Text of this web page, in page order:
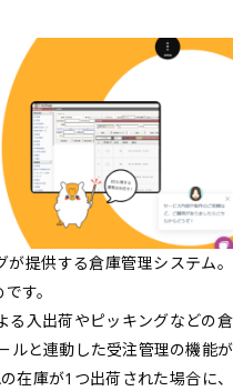
提供する倉庫管理システム。
す。
る入出荷やピッキングなどの倉
ルと連動した受注管理の機能が
在庫が1つ出荷された場合に、